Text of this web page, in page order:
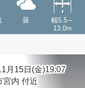
曇
幅5.5～
13.0m
月15日(金)19:07
宮内 付近